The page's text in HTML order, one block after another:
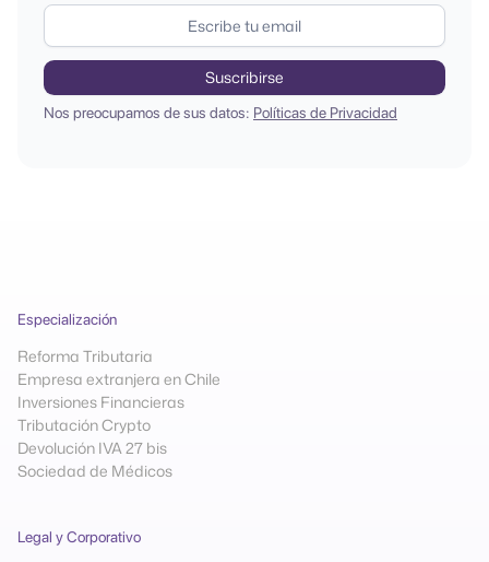
Nos preocupamos de sus datos: Políticas de Privacidad
Especialización
Reforma Tributaria
Empresa extranjera en Chile
Inversiones Financieras
Tributación Crypto
Devolución IVA 27 bis
Sociedad de Médicos
Legal y Corporativo